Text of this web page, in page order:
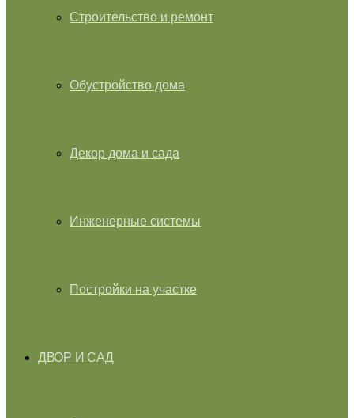
Строительство и ремонт
Обустройство дома
Декор дома и сада
Инженерные системы
Постройки на участке
ДВОР И САД